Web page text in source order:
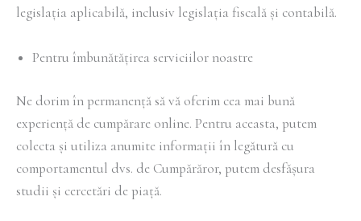
legislația aplicabilă, inclusiv legislația fiscală și contabilă.
Pentru îmbunătățirea serviciilor noastre
Ne dorim în permanență să vă oferim cea mai bună
experiență de cumpărare online. Pentru aceasta, putem
colecta și utiliza anumite informații în legătură cu
comportamentul dvs. de Cumpărăror, putem desfășura
studii și cercetări de piață.